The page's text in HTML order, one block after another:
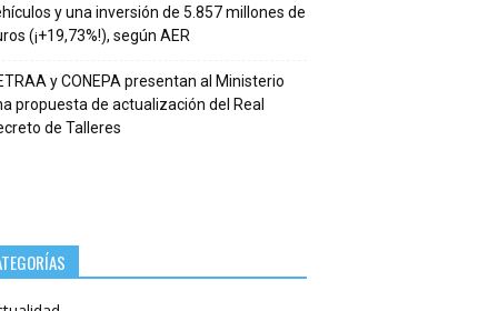
y una inversión de 5.857 millones de
(¡+19,73%!), según AER
y CONEPA presentan al Ministerio
propuesta de actualización del Real
de Talleres